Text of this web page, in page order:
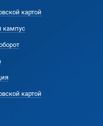
картой
кампус
картой